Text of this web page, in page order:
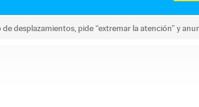
desplazamientos, pide “extremar la atención” y